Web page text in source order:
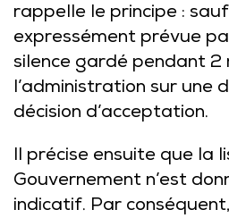
rappelle le principe :
expressément prévue
silence gardé pendant 2
l’administration sur une
décision d’acceptation.
Il précise ensuite que la
Gouvernement n’est
indicatif. Par